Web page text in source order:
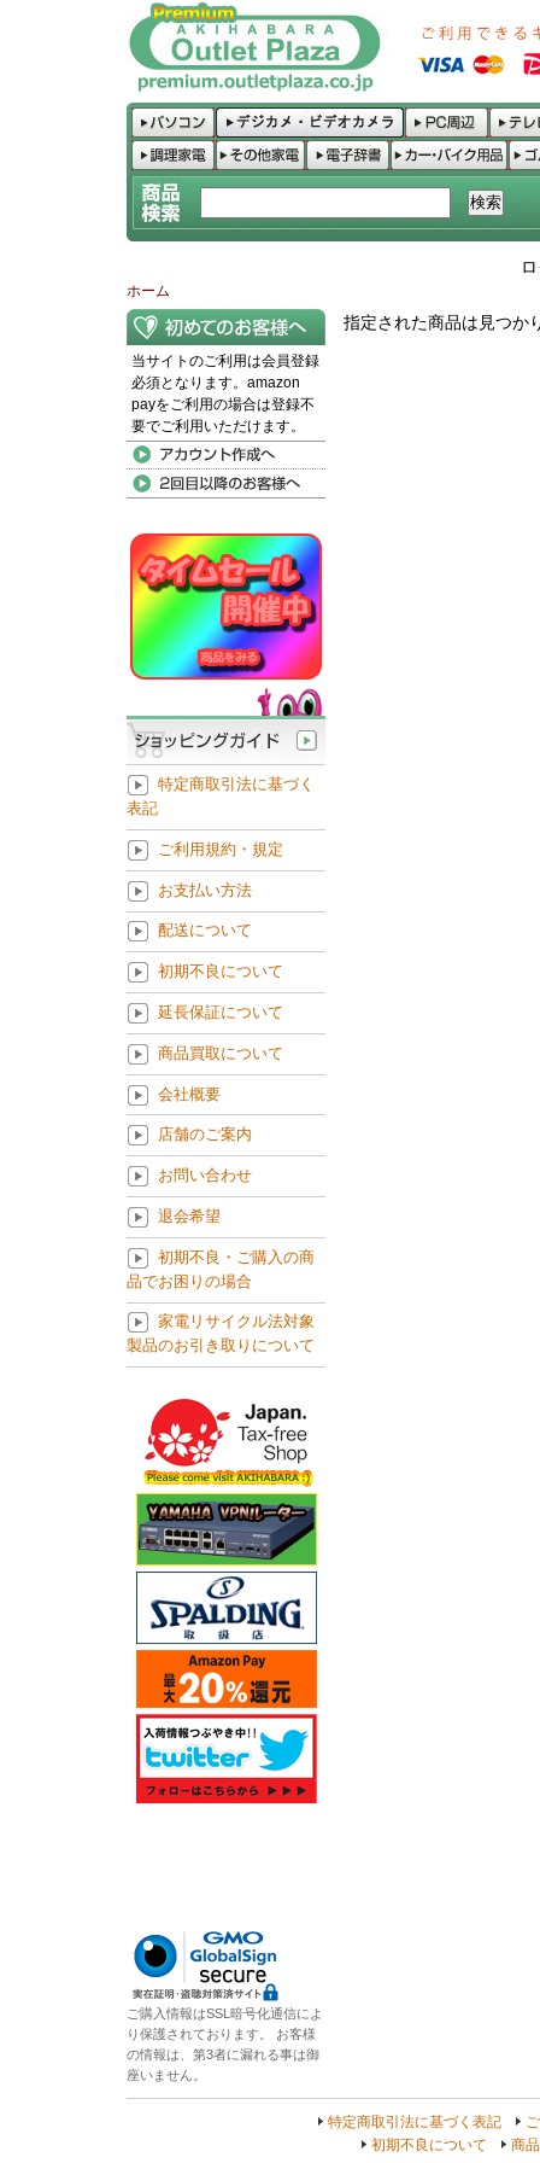
ホーム
指定された商品は見つか
当サイトのご利用は会員登録
必須となります。amazon
payをご利用の場合は登録不
要でご利用いただけます。
特定商取引法に基づく
表記
ご利用規約・規定
お支払い方法
配送について
初期不良について
延長保証について
商品買取について
会社概要
店舗のご案内
お問い合わせ
退会希望
初期不良・ご購入の商
品でお困りの場合
家電リサイクル法対象
製品のお引き取りについて
ご購入情報はSSL暗号化通信によ
り保護されております。 お客様
の情報は、第3者に漏れる事は御
座いません。
特定商取引法に基づく表記
初期不良について
商